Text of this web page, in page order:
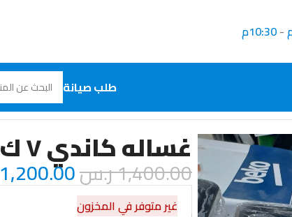
-10:30م
طلب صيانة
غساله كاندي ٧ ك فتحه علويه سيلفر
1,400.00ر.س1,200.00
غير متوفر في المخزون